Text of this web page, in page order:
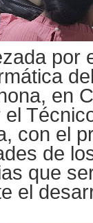
por
en
con el
de
que
el